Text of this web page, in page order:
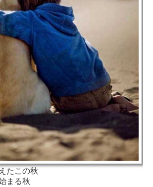
たこの秋
まる秋